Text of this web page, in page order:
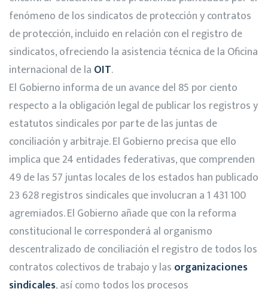
fenómeno de los sindicatos de protección y contratos
de protección, incluido en relación con el registro de
sindicatos, ofreciendo la asistencia técnica de la Oficina
internacional de la OIT.
El Gobierno informa de un avance del 85 por ciento
respecto a la obligación legal de publicar los registros y
estatutos sindicales por parte de las juntas de
conciliación y arbitraje. El Gobierno precisa que ello
implica que 24 entidades federativas, que comprenden
49 de las 57 juntas locales de los estados han publicado
23 628 registros sindicales que involucran a 1 431 100
agremiados. El Gobierno añade que con la reforma
constitucional le corresponderá al organismo
descentralizado de conciliación el registro de todos los
contratos colectivos de trabajo y las organizaciones
sindicales, así como todos los procesos